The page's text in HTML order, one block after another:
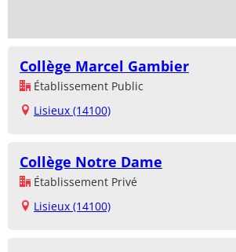
Collège Marcel Gambier
Établissement Public
Lisieux (14100)
Collège Notre Dame
Établissement Privé
Lisieux (14100)